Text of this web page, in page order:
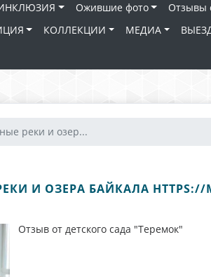
Ожившие фото Отзывы
КОЛЛЕКЦИИ МЕДИА
реки и озер...
И ОЗЕРА БАЙКАЛА HTTPS://
Отзыв от детского сада "Теремок"